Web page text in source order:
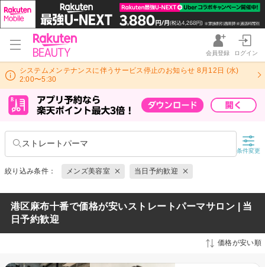
会員登録 ログイン
システムメンテナンスに伴うサービス停止のお知らせ 8月12日 (水)
2:00〜5:30
ストレートパーマ
条件変更
絞り込み条件： メンズ美容室 当日予約歓迎
港区麻布十番で価格が安いストレートパーマサロン | 当
日予約歓迎
価格が安い順